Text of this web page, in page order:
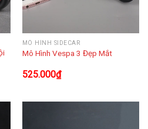
MÔ HÌNH SIDECAR
Mô Hình Vespa 3 Đẹp Mắt
525.000₫